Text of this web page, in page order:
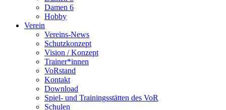
Damen 6
Hobby
Verein
Vereins-News
Schutzkonzept
Vision / Konzept
Trainer*innen
VoRstand
Kontakt
Download
Spiel- und Trainingsstätten des VoR
Schulen